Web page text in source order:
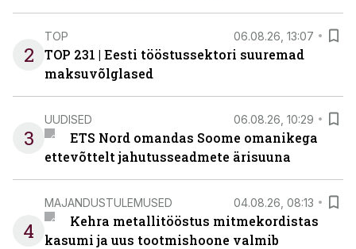
2
TOP 06.08.26, 13:07
TOP 231 | Eesti tööstussektori suuremad
maksuvõlglased
3
UUDISED 06.08.26, 10:29
ETS Nord omandas Soome omanikega
ettevõttelt jahutusseadmete ärisuuna
4
MAJANDUSTULEMUSED 04.08.26, 08:13
Kehra metallitööstus mitmekordistas
kasumi ja uus tootmishoone valmib